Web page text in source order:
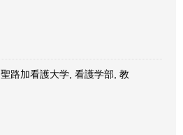
聖路加看護大学, 看護学部, 教